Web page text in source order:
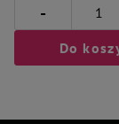
-
Do